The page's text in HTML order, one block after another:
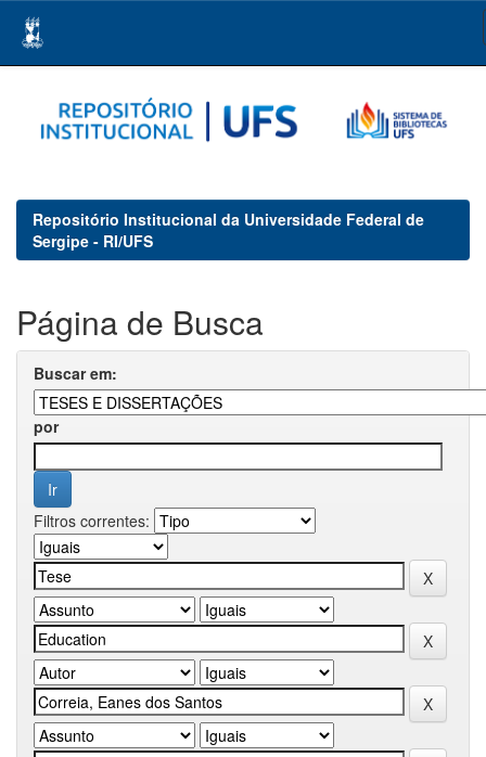
navigation
Repositório Institucional da Universidade Federal de
Sergipe - RI/UFS
Página de Busca
Buscar em:
por
Filtros correntes: